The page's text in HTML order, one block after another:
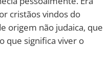
cristãos vindos do
origem não judaica, que
que significa viver o